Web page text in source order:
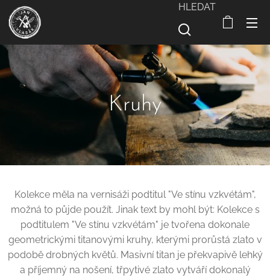
HLEDAT
Kruhy
Kolekce měla na vernisáži podtitul "Ve stínu vzkvétám",
možná to půjde použít. Jinak text by mohl být: Kolekce s
podtitulem "Ve stínu vzkvétám" je tvořena dokonale
geometrickými titanovými kruhy, kterými prorůstá zlato v
podobě drobných květů. Masivní titan je překvapivě lehký
a příjemný na nošení, třpytivé zlato vytváří dokonalý